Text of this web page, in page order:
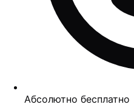
Абсолютно бесплатно